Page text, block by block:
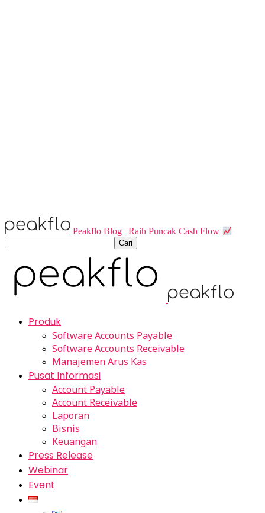
Peakflo Blog | Raih Puncak Cash Flow
Produk
Software Accounts Payable
Software Accounts Receivable
Manajemen Arus Kas
Pusat Informasi
Account Payable
Account Receivable
Laporan
Bisnis
Keuangan
Press Release
Webinar
Event